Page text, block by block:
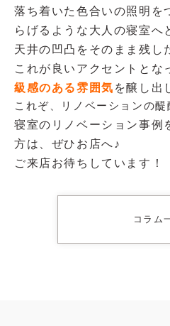
落ち着いた色合いの照明を
らげるような大人の寝室へ
天井の凹凸をそのまま残し
これが良いアクセントとな
級感のある雰囲気 を醸し出
これぞ、リノベーションの醍
寝室のリノベーション事例
方は、ぜひお店へ♪
ご来店お待ちしています！
コラム